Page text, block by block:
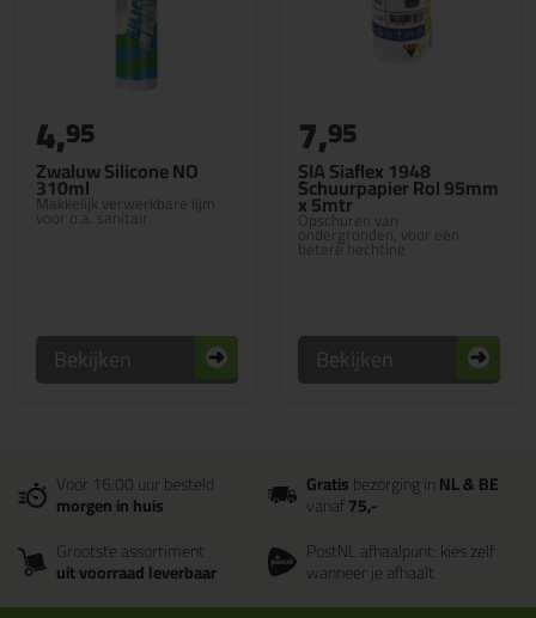
Zwaluw Silicone NO
310ml
Makkelijk verwerkbare lijm
voor o.a. sanitair
4,95
Bekijken
SIA Siaflex 1948
Schuurpapier Rol 95mm
x 5mtr
Opschuren van
ondergronden, voor een
betere hechting
7,95
Bekijken
Voor 16:00 uur besteld
morgen in huis
Gratisbezorging inNL & BE
vanaf75,-
Grootste assortiment
uit voorraad leverbaar
PostNL afhaalpunt: kies zelf
wanneer je afhaalt